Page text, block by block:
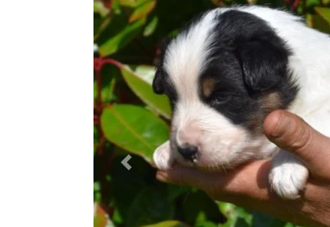
Previous